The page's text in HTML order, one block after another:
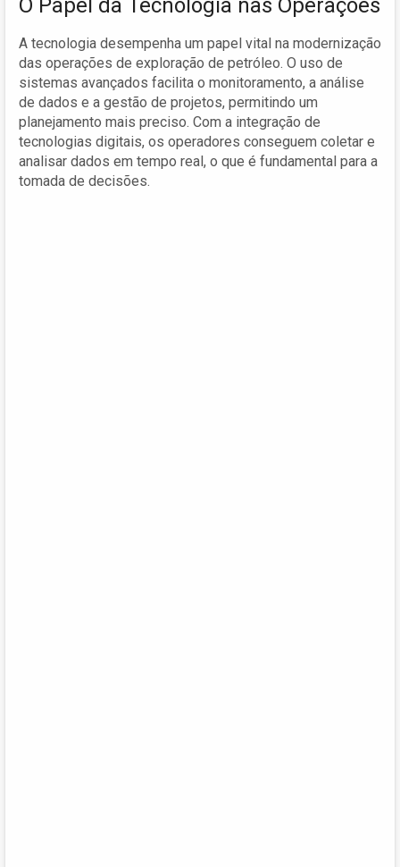
O Papel da Tecnologia nas Operações
A tecnologia desempenha um papel vital na modernização
das operações de exploração de petróleo. O uso de
sistemas avançados facilita o monitoramento, a análise
de dados e a gestão de projetos, permitindo um
planejamento mais preciso. Com a integração de
tecnologias digitais, os operadores conseguem coletar e
analisar dados em tempo real, o que é fundamental para a
tomada de decisões.